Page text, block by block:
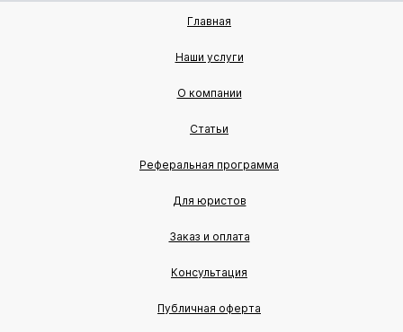
Главная
Наши услуги
О компании
Статьи
Реферальная программа
Для юристов
Заказ и оплата
Консультация
Публичная оферта